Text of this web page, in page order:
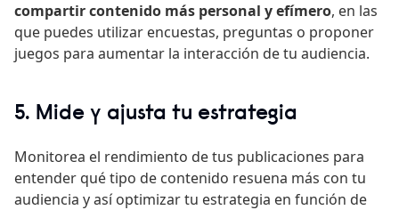
compartir contenido más personal y efímero, en las
que puedes utilizar encuestas, preguntas o proponer
juegos para aumentar la interacción de tu audiencia.
5. Mide y ajusta tu estrategia
Monitorea el rendimiento de tus publicaciones para
entender qué tipo de contenido resuena más con tu
audiencia y así optimizar tu estrategia en función de